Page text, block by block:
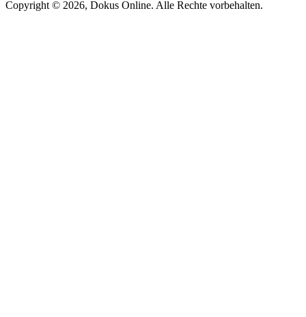
Copyright © 2026, Dokus Online. Alle Rechte vorbehalten.